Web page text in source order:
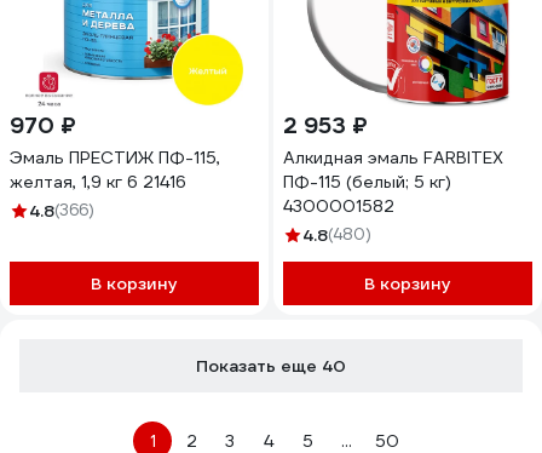
970 ₽
Эмаль ПРЕСТИЖ ПФ-115,
желтая, 1,9 кг 6 21416
4.8(366)
В корзину
2 953 ₽
Алкидная эмаль FARBITEX
ПФ-115 (белый; 5 кг)
4300001582
4.8(480)
В корзину
Показать еще 40
1 2 3 4 5 ... 50